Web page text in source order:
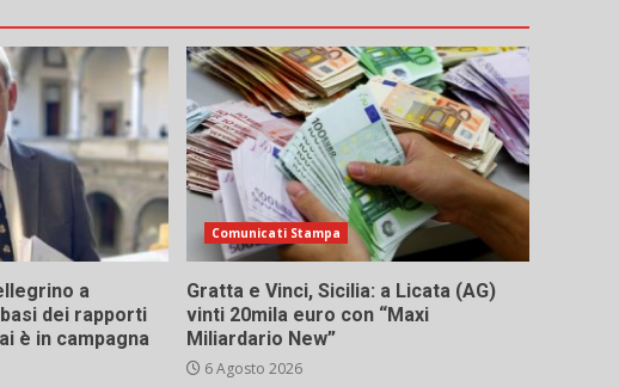
a
dei rapporti
è in campagna
Comunicati Stampa
Gratta e Vinci, Sicilia: a Licata (AG)
vinti 20mila euro con “Maxi
Miliardario New”
6 Agosto 2026